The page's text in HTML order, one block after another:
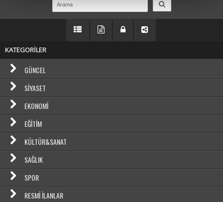
KATEGORİLER
GÜNCEL
SIYASET
EKONOMI
EĞITIM
KÜLTÜR&SANAT
SAĞLIK
SPOR
RESMI İLANLAR